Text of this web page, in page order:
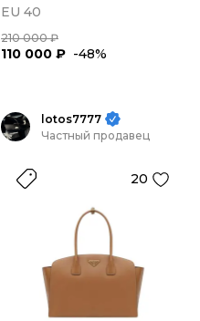
EU 40
210 000 ₽
110 000 ₽ -48%
lotos7777
Частный продавец
20